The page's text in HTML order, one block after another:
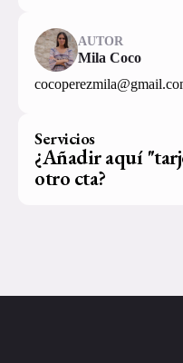
AUTOR
Mila Coco
Servicios
¿Añadir aquí
otro cta?